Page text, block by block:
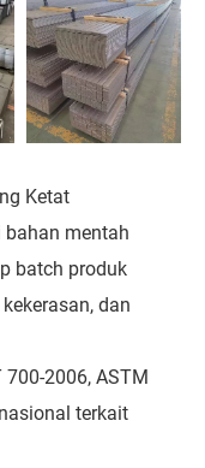
Ketat
bahan mentah
batch produk
dan
2006, ASTM
terkait